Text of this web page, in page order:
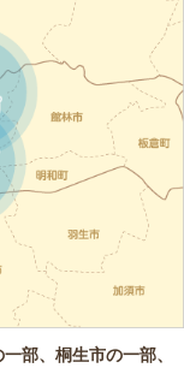
部、桐生市の一部、